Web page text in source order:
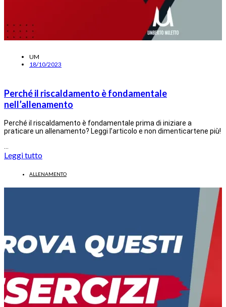
UM
18/10/2023
Perché il riscaldamento è fondamentale
nell’allenamento
Perché il riscaldamento è fondamentale prima di iniziare a
praticare un allenamento? Leggi l’articolo e non dimenticartene più!
Leggi tutto
ALLENAMENTO